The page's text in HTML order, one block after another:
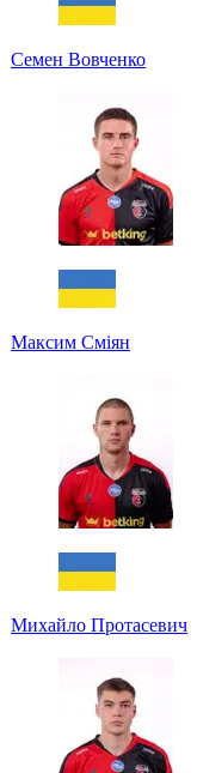
Семен Вовченко
Максим Сміян
Михайло Протасевич